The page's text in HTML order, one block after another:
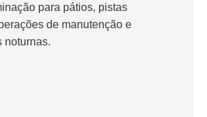
para pátios, pistas
de manutenção e
noturnas.